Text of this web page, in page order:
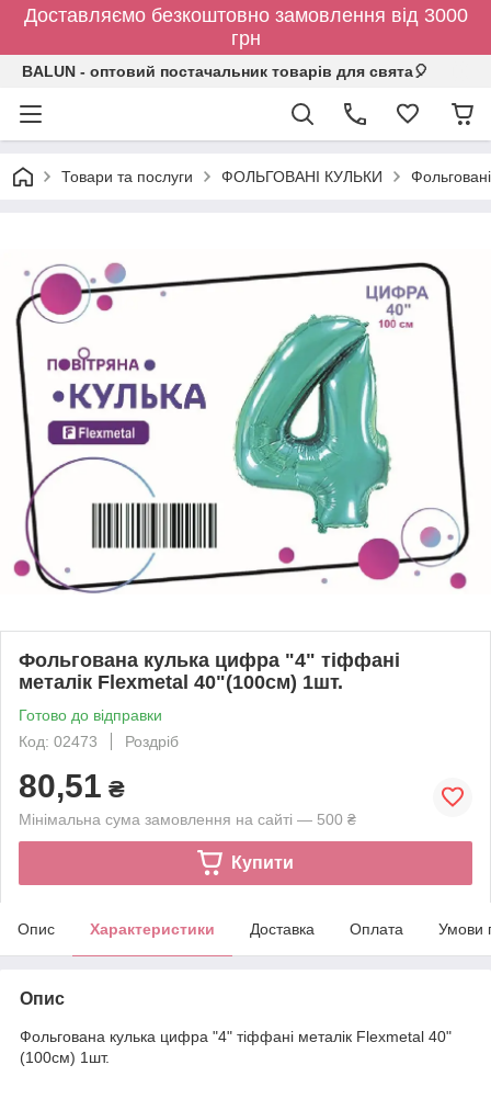
Доставляємо безкоштовно замовлення від 3000
грн
BALUN - оптовий постачальник товарів для свята🎈
Товари та послуги ФОЛЬГОВАНІ КУЛЬКИ
Фольгована кулька цифра "4" тіффані
металік Flexmetal 40"(100см) 1шт.
Готово до відправки
Код: 02473
Роздріб
80,51 ₴
Мінімальна сума замовлення на сайті — 500 ₴
Купити
Опис Характеристики Доставка Оплата Умови
Опис
Фольгована кулька цифра "4" тіффані металік Flexmetal 40"
(100см) 1шт.